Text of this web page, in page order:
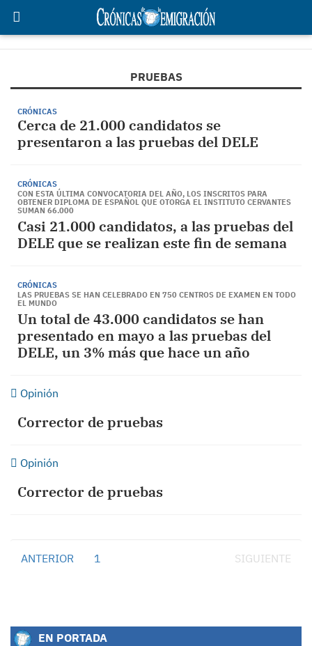
PRUEBAS
CRÓNICAS
Cerca de 21.000 candidatos se
presentaron a las pruebas del DELE
CRÓNICAS
CON ESTA ÚLTIMA CONVOCATORIA DEL AÑO, LOS INSCRITOS PARA
OBTENER DIPLOMA DE ESPAÑOL QUE OTORGA EL INSTITUTO CERVANTES
SUMAN 66.000
Casi 21.000 candidatos, a las pruebas del
DELE que se realizan este fin de semana
CRÓNICAS
LAS PRUEBAS SE HAN CELEBRADO EN 750 CENTROS DE EXAMEN EN TODO
EL MUNDO
Un total de 43.000 candidatos se han
presentado en mayo a las pruebas del
DELE, un 3% más que hace un año
Opinión
Corrector de pruebas
Opinión
Corrector de pruebas
ANTERIOR 1 SIGUIENTE
EN PORTADA